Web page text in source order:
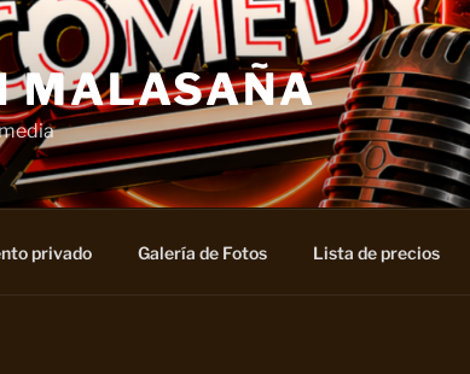
MALASAÑA
privado Galería de Fotos Lista de precios